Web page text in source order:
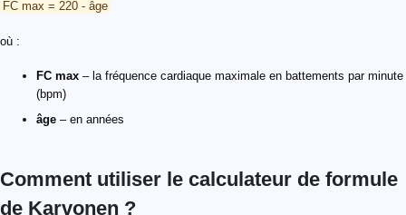
FC max = 220 - âge
où :
FC max – la fréquence cardiaque maximale en battements par minute
(bpm)
âge – en années
Comment utiliser le calculateur de formule
de Karvonen ?